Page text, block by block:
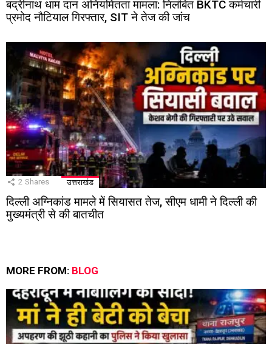
बद्रीनाथ धाम दान अनियमितता मामला: निलंबित BKTC कर्मचारी
प्रमोद नौटियाल गिरफ्तार, SIT ने तेज की जांच
2 Shares उत्तराखंड
दिल्ली अग्निकांड मामले में सियासत तेज, सीएम धामी ने दिल्ली की
मुख्यमंत्री से की बातचीत
MORE FROM: BLOG